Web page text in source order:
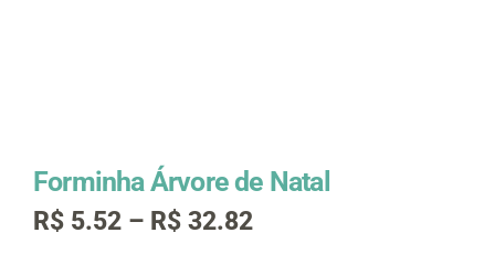
Forminha Árvore de Natal
R$ 5.52 – R$ 32.82Faixa